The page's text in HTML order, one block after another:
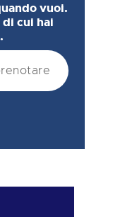
vuoi.
cui hai